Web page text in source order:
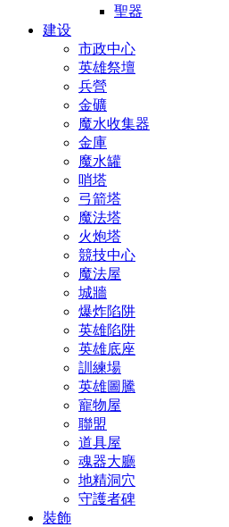
聖器
建设
市政中心
英雄祭壇
兵營
金礦
魔水收集器
金庫
魔水罐
哨塔
弓箭塔
魔法塔
火炮塔
競技中心
魔法屋
城牆
爆炸陷阱
英雄陷阱
英雄底座
訓練場
英雄圖騰
寵物屋
聯盟
道具屋
魂器大廳
地精洞穴
守護者碑
裝飾